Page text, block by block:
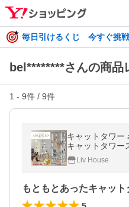
毎日引けるくじ 今すぐ挑戦
bel********さんの商品
1 - 9件 / 9件
キャットタワー
キャットタワー
品 据え置き 爪
ク 猫ハウス
Liv House